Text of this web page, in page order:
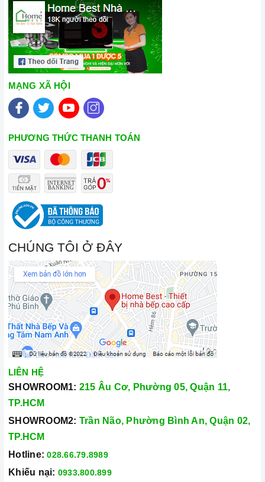
MẠNG XÃ HỘI
PHƯƠNG THỨC THANH TOÁN
CHÚNG TÔI Ở ĐÂY
LIÊN HỆ
SHOWROOM1: 215 Âu Cơ, Phường 05, Quận 11,
TP.HCM
SHOWROOM2: Trần Não, Phường Bình An, Quận 02,
TP.HCM
Hotline: 028.66.79.8989
Khiếu nại: 0933.800.899